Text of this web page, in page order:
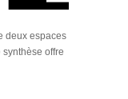
deux espaces
synthèse offre